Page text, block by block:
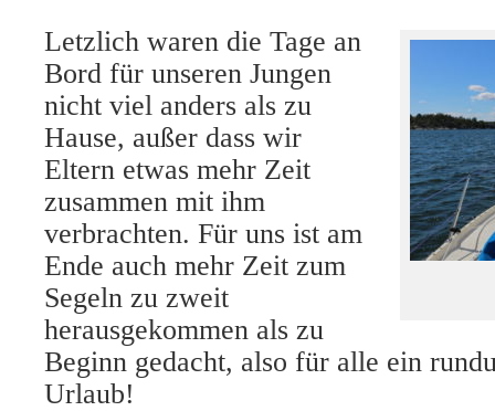
Letzlich waren die Tage an
Bord für unseren Jungen
nicht viel anders als zu
Hause, außer dass wir
Eltern etwas mehr Zeit
zusammen mit ihm
verbrachten. Für uns ist am
Ende auch mehr Zeit zum
Segeln zu zweit
herausgekommen als zu
Beginn gedacht, also für alle ein
Urlaub!